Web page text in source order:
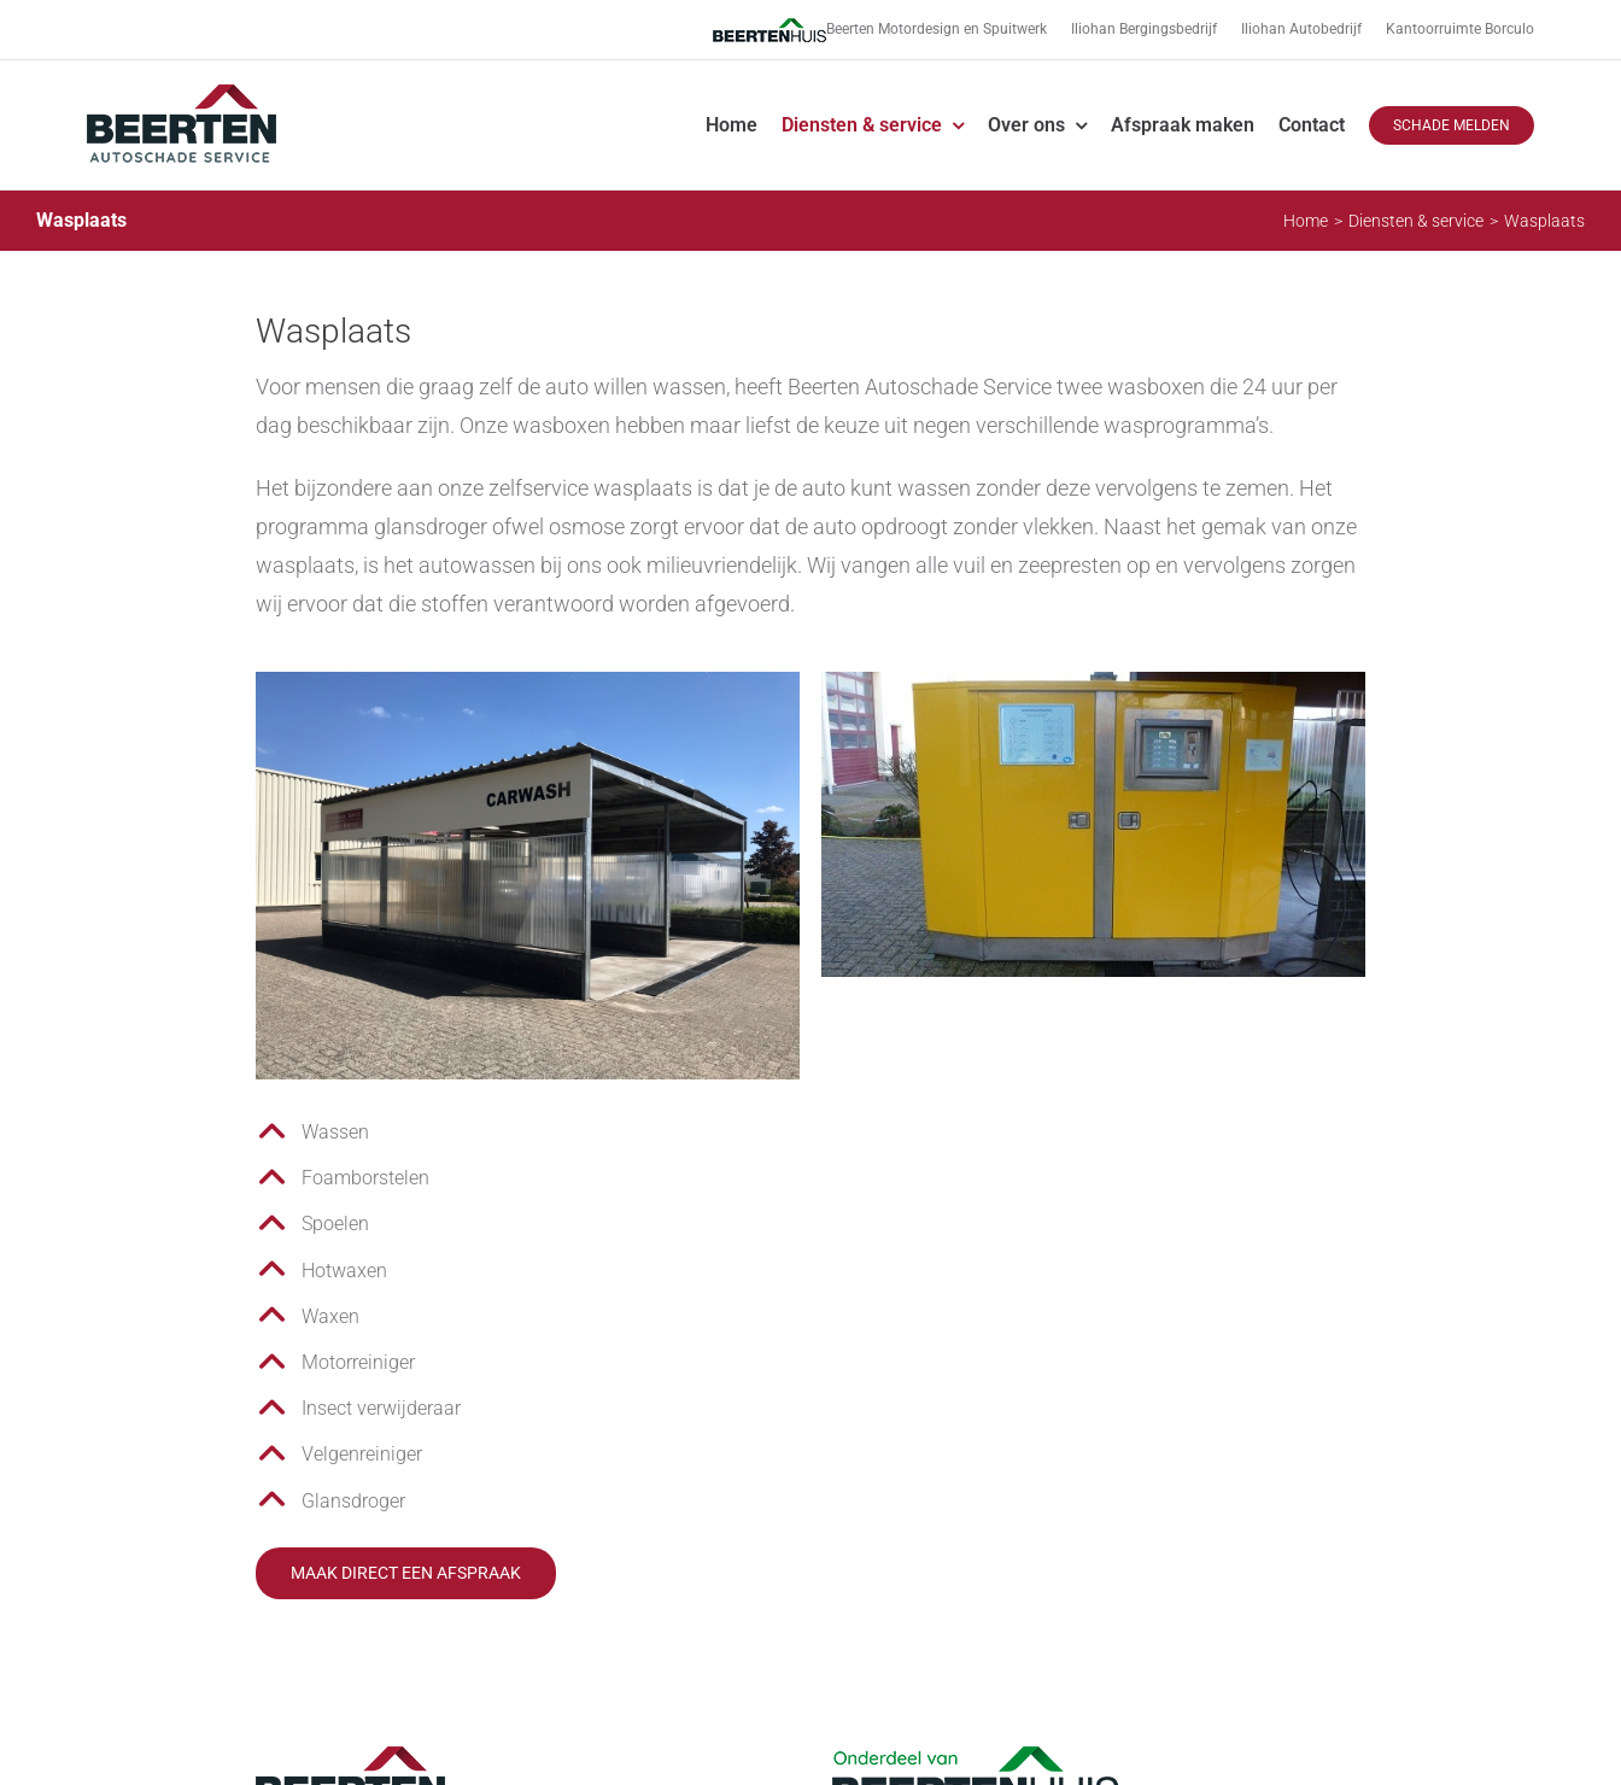
Beerten Motordesign en Spuitwerk Iliohan Bergingsbedrijf Iliohan Autobedrijf Kantoorruimte Borculo
Home Diensten & service Over ons Afspraak maken Contact SCHADE MELDEN
Wasplaats Home Diensten & service Wasplaats
Wasplaats
Voor mensen die graag zelf de auto willen wassen, heeft Beerten Autoschade Service twee wasboxen die 24 uur per
dag beschikbaar zijn. Onze wasboxen hebben maar liefst de keuze uit negen verschillende wasprogramma’s.
Het bijzondere aan onze zelfservice wasplaats is dat je de auto kunt wassen zonder deze vervolgens te zemen. Het
programma glansdroger ofwel osmose zorgt ervoor dat de auto opdroogt zonder vlekken. Naast het gemak van onze
wasplaats, is het autowassen bij ons ook milieuvriendelijk. Wij vangen alle vuil en zeepresten op en vervolgens zorgen
wij ervoor dat die stoffen verantwoord worden afgevoerd.
Wassen
Foamborstelen
Spoelen
Hotwaxen
Waxen
Motorreiniger
Insect verwijderaar
Velgenreiniger
Glansdroger
MAAK DIRECT EEN AFSPRAAK